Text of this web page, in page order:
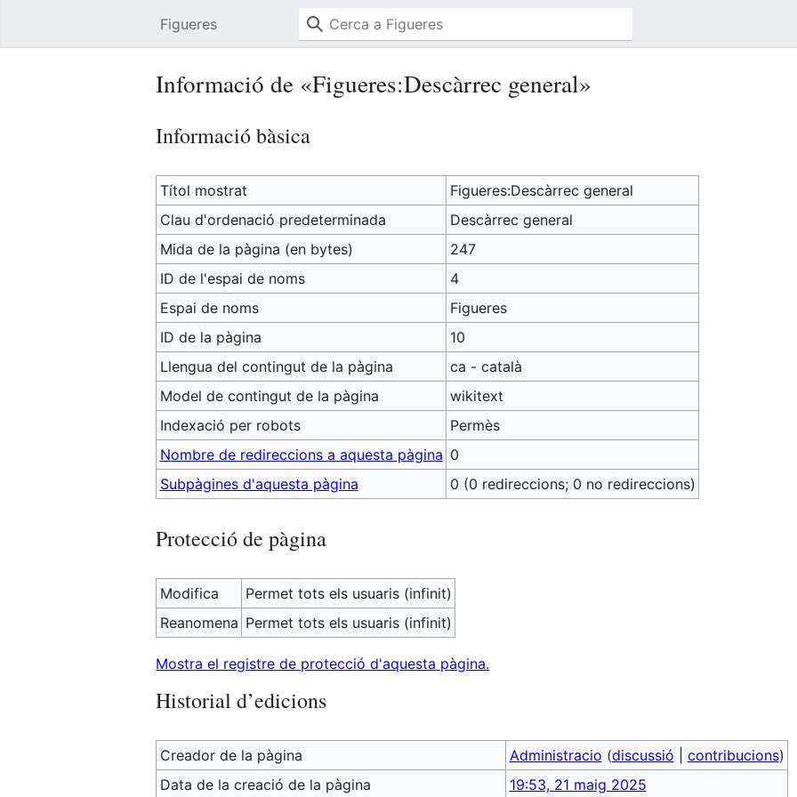
Figueres
Informació de «Figueres:Descàrrec general»
Informació bàsica
Títol mostrat
Figueres:Descàrrec general
Clau d'ordenació predeterminada
Descàrrec general
Mida de la pàgina (en bytes)
247
ID de l'espai de noms
4
Espai de noms
Figueres
ID de la pàgina
10
Llengua del contingut de la pàgina
ca - català
Model de contingut de la pàgina
wikitext
Indexació per robots
Permès
Nombre de redireccions a aquesta pàgina 0
Subpàgines d'aquesta pàgina
0 (0 redireccions; 0 no redireccions)
Protecció de pàgina
Modifica
Permet tots els usuaris (infinit)
Reanomena Permet tots els usuaris (infinit)
Mostra el registre de protecció d'aquesta pàgina.
Historial d’edicions
Creador de la pàgina Administracio (discussió contribucions)
Data de la creació de la pàgina
19:53, 21 maig 2025